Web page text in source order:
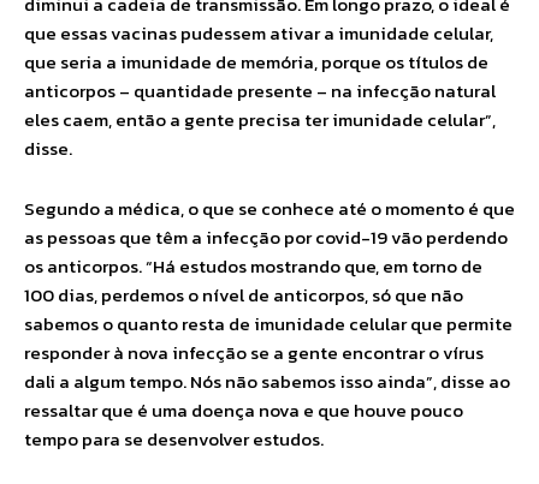
que essas vacinas pudessem ativar a imunidade celular,
que seria a imunidade de memória, porque os títulos de
anticorpos – quantidade presente – na infecção natural
eles caem, então a gente precisa ter imunidade celular”,
disse.
Segundo a médica, o que se conhece até o momento é que
as pessoas que têm a infecção por covid-19 vão perdendo
os anticorpos. “Há estudos mostrando que, em torno de
100 dias, perdemos o nível de anticorpos, só que não
sabemos o quanto resta de imunidade celular que permite
responder à nova infecção se a gente encontrar o vírus
dali a algum tempo. Nós não sabemos isso ainda”, disse ao
ressaltar que é uma doença nova e que houve pouco
tempo para se desenvolver estudos.